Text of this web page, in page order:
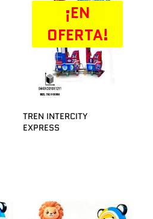
¡EN
OFERTA!
TREN INTERCITY
EXPRESS